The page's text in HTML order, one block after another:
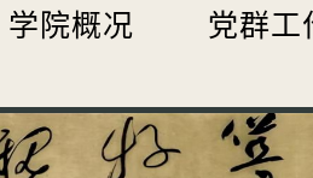
学院概况 党群工